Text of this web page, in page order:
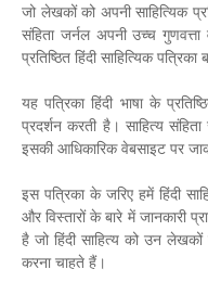
जो लेखकों को अपनी साहित्यिक
संहिता जर्नल अपनी उच्च
प्रतिष्ठित हिंदी साहित्यिक पत्रिका
यह पत्रिका हिंदी भाषा के
प्रदर्शन करती है। साहित्य
इसकी आधिकारिक वेबसाइट पर
इस पत्रिका के जरिए हमें हिंदी
और विस्तारों के बारे में जानकारी
है जो हिंदी साहित्य को उन
करना चाहते हैं।